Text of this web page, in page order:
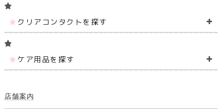
クリアコンタクトを探す
ケア用品を探す
店舗案内